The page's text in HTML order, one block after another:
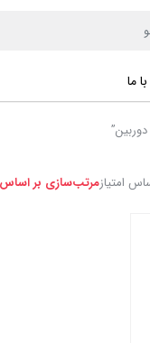
ما
امتیازمرتب‌سازی بر